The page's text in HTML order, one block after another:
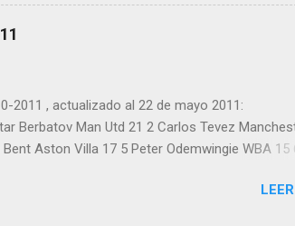
2011 , actualizado al 22 de mayo 2011:
Berbatov Man Utd 21 2 Carlos Tevez
Aston Villa 17 5 Peter Odemwingie WBA 15
13 11 Rafael Van der Vaart Tottenham 13